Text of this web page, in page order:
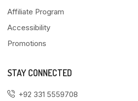
Affiliate Program
Accessibility
Promotions
STAY CONNECTED
+92 331 5559708